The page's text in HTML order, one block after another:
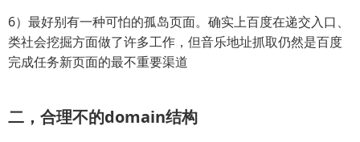
6）最好别有一种可怕的孤岛页面。确实上百度在递交入口、
类社会挖掘方面做了许多工作，但音乐地址抓取仍然是百度
完成任务新页面的最不重要渠道
二，合理不的domain结构